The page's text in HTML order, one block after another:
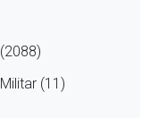
(11)